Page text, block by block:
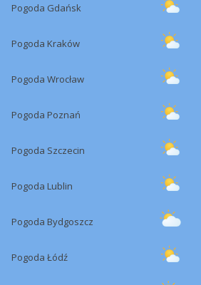
Pogoda Gdańsk
Pogoda Kraków
Pogoda Wrocław
Pogoda Poznań
Pogoda Szczecin
Pogoda Lublin
Pogoda Bydgoszcz
Pogoda Łódź